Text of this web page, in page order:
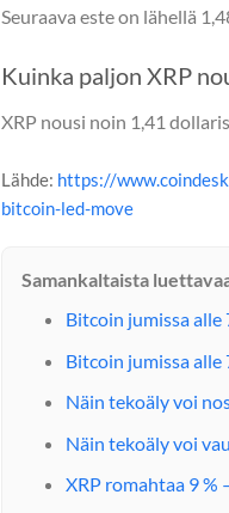
Seuraava este on lähellä
Kuinka paljon XRP
XRP nousi noin 1,41
Lähde: https://
bitcoin-led-move
Samankaltaista
Bitcoin jumissa
Bitcoin jumissa
Näin tekoäly voi
Näin tekoäly voi
XRP romahtaa 9